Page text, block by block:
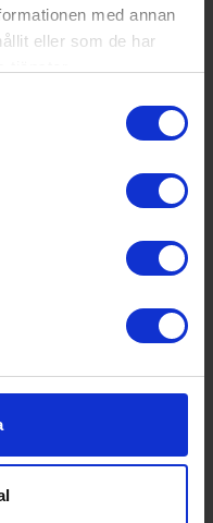
med annan
eller som de har